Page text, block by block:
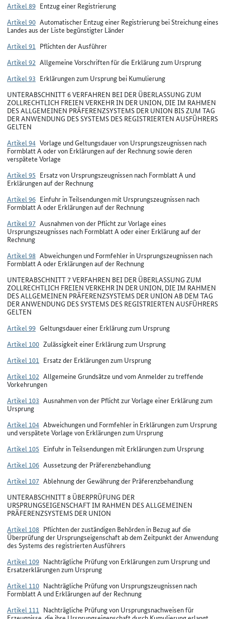
Artikel 89 Entzug einer Registrierung
Artikel 90 Automatischer Entzug einer Registrierung bei Streichung eines
Landes aus der Liste begünstigter Länder
Artikel 91 Pflichten der Ausführer
Artikel 92 Allgemeine Vorschriften für die Erklärung zum Ursprung
Artikel 93 Erklärungen zum Ursprung bei Kumulierung
UNTERABSCHNITT 6 VERFAHREN BEI DER ÜBERLASSUNG ZUM
ZOLLRECHTLICH FREIEN VERKEHR IN DER UNION, DIE IM RAHMEN
DES ALLGEMEINEN PRÄFERENZSYSTEMS DER UNION BIS ZUM TAG
DER ANWENDUNG DES SYSTEMS DES REGISTRIERTEN AUSFÜHRERS
GELTEN
Artikel 94 Vorlage und Geltungsdauer von Ursprungszeugnissen nach
Formblatt A oder von Erklärungen auf der Rechnung sowie deren
verspätete Vorlage
Artikel 95 Ersatz von Ursprungszeugnissen nach Formblatt A und
Erklärungen auf der Rechnung
Artikel 96 Einfuhr in Teilsendungen mit Ursprungszeugnissen nach
Formblatt A oder Erklärungen auf der Rechnung
Artikel 97 Ausnahmen von der Pflicht zur Vorlage eines
Ursprungszeugnisses nach Formblatt A oder einer Erklärung auf der
Rechnung
Artikel 98 Abweichungen und Formfehler in Ursprungszeugnissen nach
Formblatt A oder Erklärungen auf der Rechnung
UNTERABSCHNITT 7 VERFAHREN BEI DER ÜBERLASSUNG ZUM
ZOLLRECHTLICH FREIEN VERKEHR IN DER UNION, DIE IM RAHMEN
DES ALLGEMEINEN PRÄFERENZSYSTEMS DER UNION AB DEM TAG
DER ANWENDUNG DES SYSTEMS DES REGISTRIERTEN AUSFÜHRERS
GELTEN
Artikel 99 Geltungsdauer einer Erklärung zum Ursprung
Artikel 100 Zulässigkeit einer Erklärung zum Ursprung
Artikel 101 Ersatz der Erklärungen zum Ursprung
Artikel 102 Allgemeine Grundsätze und vom Anmelder zu treffende
Vorkehrungen
Artikel 103 Ausnahmen von der Pflicht zur Vorlage einer Erklärung zum
Ursprung
Artikel 104 Abweichungen und Formfehler in Erklärungen zum Ursprung
und verspätete Vorlage von Erklärungen zum Ursprung
Artikel 105 Einfuhr in Teilsendungen mit Erklärungen zum Ursprung
Artikel 106 Aussetzung der Präferenzbehandlung
Artikel 107 Ablehnung der Gewährung der Präferenzbehandlung
UNTERABSCHNITT 8 ÜBERPRÜFUNG DER
URSPRUNGSEIGENSCHAFT IM RAHMEN DES ALLGEMEINEN
PRÄFERENZSYSTEMS DER UNION
Artikel 108 Pflichten der zuständigen Behörden in Bezug auf die
Überprüfung der Ursprungseigenschaft ab dem Zeitpunkt der Anwendung
des Systems des registrierten Ausführers
Artikel 109 Nachträgliche Prüfung von Erklärungen zum Ursprung und
Ersatzerklärungen zum Ursprung
Artikel 110 Nachträgliche Prüfung von Ursprungszeugnissen nach
Formblatt A und Erklärungen auf der Rechnung
Artikel 111 Nachträgliche Prüfung von Ursprungsnachweisen für